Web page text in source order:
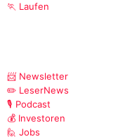
🏃 Laufen
📨 Newsletter
✏️ LeserNews
🎙️ Podcast
💰 Investoren
🙋 Jobs